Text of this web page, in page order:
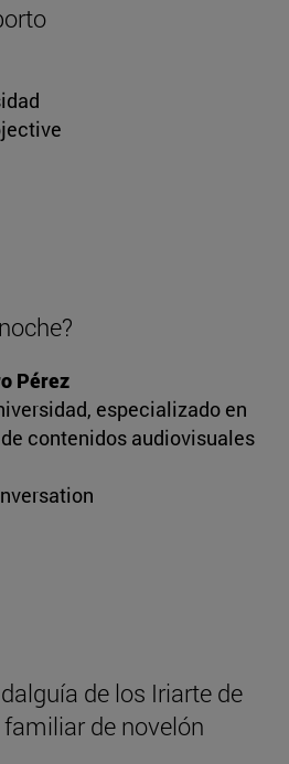
Pérez
especializado en
contenidos audiovisuales
de los Iriarte de
de novelón